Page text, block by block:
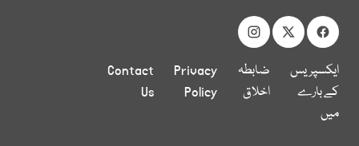
ایکسپریس
کے بارے
میں
ضابطہ
اخلاق
Privacy
Policy
Contact
Us